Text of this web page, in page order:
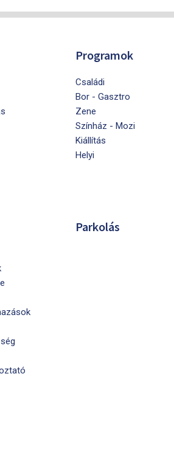
Programok
Családi
Bor - Gasztro
Zene
Színház - Mozi
Kiállítás
Helyi
Parkolás